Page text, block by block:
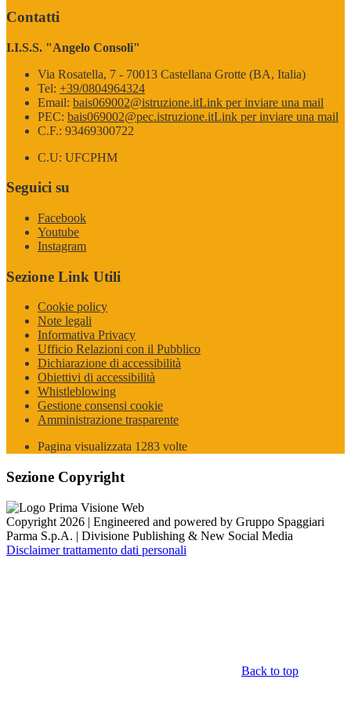
Contatti
I.I.S.S. "Angelo Consoli"
Via Rosatella, 7 - 70013 Castellana Grotte (BA, Italia)
Tel: +39/0804964324
Email: bais069002@istruzione.itLink per inviare una mail
PEC: bais069002@pec.istruzione.itLink per inviare una mail
C.F.: 93469300722
C.U: UFCPHM
Seguici su
Facebook
Youtube
Instagram
Sezione Link Utili
Cookie policy
Note legali
Informativa Privacy
Ufficio Relazioni con il Pubblico
Dichiarazione di accessibilità
Obiettivi di accessibilità
Whistleblowing
Gestione consensi cookie
Amministrazione trasparente
Pagina visualizzata 1283 volte
Sezione Copyright
Copyright 2026 | Engineered and powered by Gruppo Spaggiari
Parma S.p.A. | Divisione Publishing & New Social Media
Disclaimer trattamento dati personali
Back to top